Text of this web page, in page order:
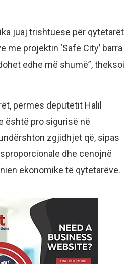
juaj trishtuese për qytetarët
me projektin ‘Safe City’ barra
edhe më shumë”, theksoi
përmes deputetit Halil
është pro sigurisë në
zgjidhjet që, sipas
dhe cenojnë
ekonomike të qytetarëve.